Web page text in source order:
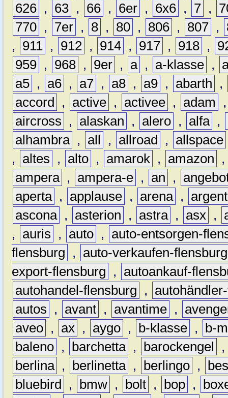
626 , 63 , 66 , 6er , 6x6 , 7 ,
770 , 7er , 8 , 80 , 806 , 807 ,
,
911 , 912 , 914 , 917 , 918 ,
959 , 968 , 9er , a , a-klasse ,
a5 , a6 , a7 , a8 , a9 , abarth
,
accord
, active , activee , adam
aircross
, alaskan , alero , alfa ,
alhambra , all , allroad , allspace
,
altes , alto , amarok , amazon
ampera , ampera-e , an ,
aperta , applause , arena ,
ascona , asterion , astra , asx ,
,
auris , auto ,
auto-entsorgen-
flensburg
,
auto-verkaufen-flensburg
export-flensburg
,
autoankauf-
autohandel-flensburg
,
autos
, avant , avantime ,
aveo , ax , aygo , b-klasse ,
b-
baleno , barchetta , barockengel
berlina , berlinetta , berlingo ,
bluebird
, bmw , bolt , bop ,